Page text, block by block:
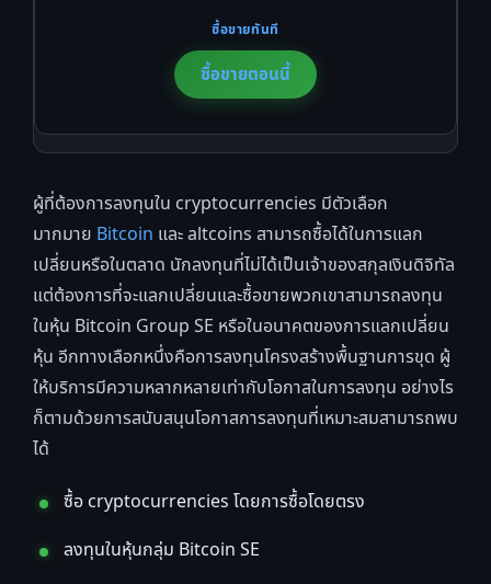
ซื้อขายตอนนี้
ผู้ที่ต้องการลงทุนใน cryptocurrencies มีตัวเลือก
มากมาย Bitcoin และ altcoins สามารถซื้อได้ในการแลก
เปลี่ยนหรือในตลาด นักลงทุนที่ไม่ได้เป็นเจ้าของสกุลเงินดิจิทัล
แต่ต้องการที่จะแลกเปลี่ยนและซื้อขายพวกเขาสามารถลงทุน
ในหุ้น Bitcoin Group SE หรือในอนาคตของการแลกเปลี่ยน
หุ้น อีกทางเลือกหนึ่งคือการลงทุนโครงสร้างพื้นฐานการขุด ผู้
ให้บริการมีความหลากหลายเท่ากับโอกาสในการลงทุน อย่างไร
ก็ตามด้วยการสนับสนุนโอกาสการลงทุนที่เหมาะสมสามารถพบ
ได้
ซื้อ cryptocurrencies โดยการซื้อโดยตรง
ลงทุนในหุ้นกลุ่ม Bitcoin SE